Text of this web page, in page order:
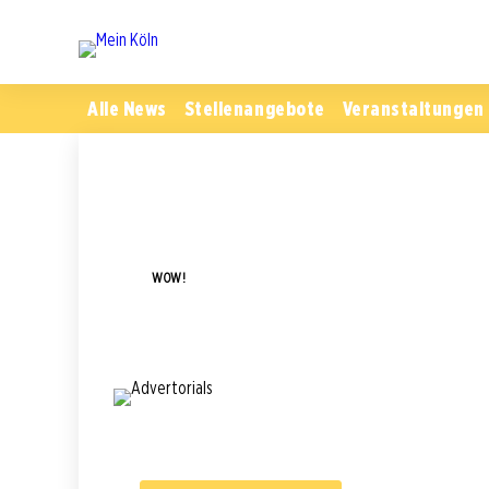
Alle News Stellenangebote Veranstaltungen
WOW!